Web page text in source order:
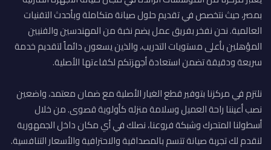
بمصر، حيث نتخصص في تقديم حلول صيانة متكاملة وبأحدث التقنيات
العالمية. نحن نفخر بفريق عمل يضم نخبة من المهندسين والفنيين
المؤهلين بأعلى مستويات التدريب، والذين يسعون دائماً لتقديم خدمة
سريعة ودقيقة تضمن استعادة أجهزتكم لكفاءتها الأصلية.
نلتزم في مركزنا بتوفير قطع الغيار الأصلية مع ضمان معتمد، واضعين
نصب أعيننا راحة العميل وسلامة منزله كأولوية قصوى. من خلال
أسطولنا المتحرك وشبكة فروعنا، نصلك في أي مكان داخل الجمهورية
لنقدم لك تجربة صيانة تتسم بالمصداقية والاحترافية والأسعار التنافسية.